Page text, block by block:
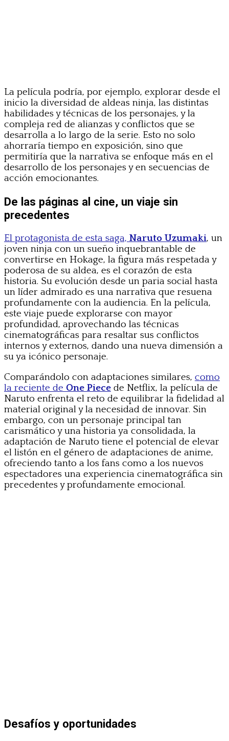
La película podría, por ejemplo, explorar desde el
inicio la diversidad de aldeas ninja, las distintas
habilidades y técnicas de los personajes, y la
compleja red de alianzas y conflictos que se
desarrolla a lo largo de la serie. Esto no solo
ahorraría tiempo en exposición, sino que
permitiría que la narrativa se enfoque más en el
desarrollo de los personajes y en secuencias de
acción emocionantes.
De las páginas al cine, un viaje sin
precedentes
El protagonista de esta saga, Naruto Uzumaki, un
joven ninja con un sueño inquebrantable de
convertirse en Hokage, la figura más respetada y
poderosa de su aldea, es el corazón de esta
historia. Su evolución desde un paria social hasta
un líder admirado es una narrativa que resuena
profundamente con la audiencia. En la película,
este viaje puede explorarse con mayor
profundidad, aprovechando las técnicas
cinematográficas para resaltar sus conflictos
internos y externos, dando una nueva dimensión a
su ya icónico personaje.
Comparándolo con adaptaciones similares, como
la reciente de One Piece de Netflix, la película de
Naruto enfrenta el reto de equilibrar la fidelidad al
material original y la necesidad de innovar. Sin
embargo, con un personaje principal tan
carismático y una historia ya consolidada, la
adaptación de Naruto tiene el potencial de elevar
el listón en el género de adaptaciones de anime,
ofreciendo tanto a los fans como a los nuevos
espectadores una experiencia cinematográfica sin
precedentes y profundamente emocional.
Desafíos y oportunidades